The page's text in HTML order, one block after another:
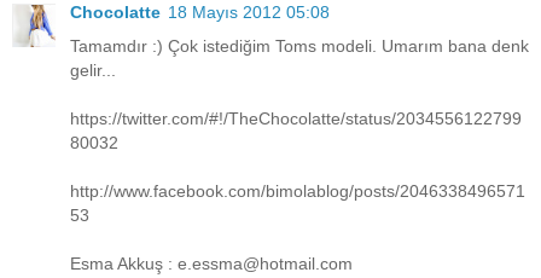
Chocolatte 18 Mayıs 2012 05:08
Tamamdır :) Çok istediğim Toms modeli. Umarım bana denk
gelir...
https://twitter.com/#!/TheChocolatte/status/2034556122799
80032
http://www.facebook.com/bimolablog/posts/2046338496571
53
Esma Akkuş : e.essma@hotmail.com